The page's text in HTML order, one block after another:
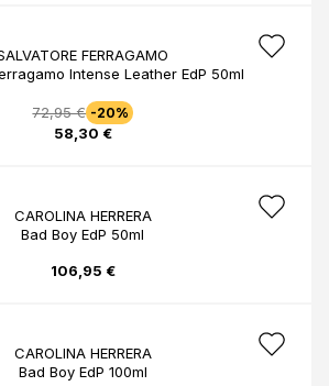
FERRAGAMO
Intense Leather EdP 50ml
72,95 € -20%
58,30 €
CAROLINA HERRERA
Bad Boy EdP 50ml
106,95 €
CAROLINA HERRERA
Bad Boy EdP 100ml